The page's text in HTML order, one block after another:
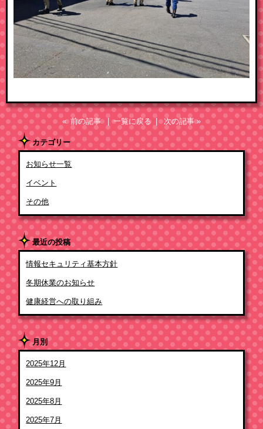
« 前の記事 | 一覧に戻る | 次の記事 »
カテゴリー
お知らせ一覧
イベント
その他
最近の投稿
情報セキュリティ基本方針
冬期休業のお知らせ
健康経営への取り組み
月別
2025年12月
2025年9月
2025年8月
2025年7月